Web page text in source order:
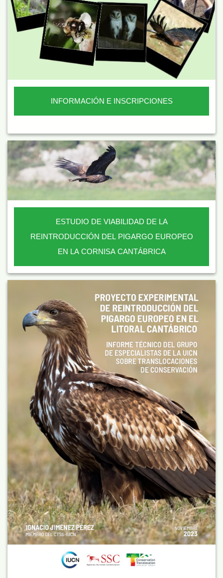
INFORMACIÓN E INSCRIPCIONES
ESTUDIO DE VIABILIDAD DE LA
REINTRODUCCIÓN DEL PIGARGO EUROPEO
EN LA CORNISA CANTÁBRICA